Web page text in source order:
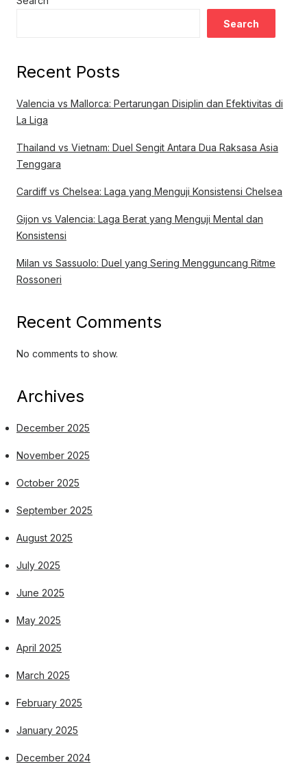
Search
Recent Posts
Valencia vs Mallorca: Pertarungan Disiplin dan Efektivitas di
La Liga
Thailand vs Vietnam: Duel Sengit Antara Dua Raksasa Asia
Tenggara
Cardiff vs Chelsea: Laga yang Menguji Konsistensi Chelsea
Gijon vs Valencia: Laga Berat yang Menguji Mental dan
Konsistensi
Milan vs Sassuolo: Duel yang Sering Mengguncang Ritme
Rossoneri
Recent Comments
No comments to show.
Archives
December 2025
November 2025
October 2025
September 2025
August 2025
July 2025
June 2025
May 2025
April 2025
March 2025
February 2025
January 2025
December 2024